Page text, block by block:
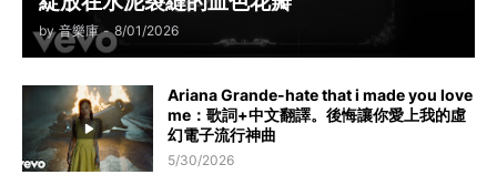
by 音樂庫 - 8/01/2026
Ariana Grande-hate that i made you love
me：歌詞+中文翻譯。後悔讓你愛上我的虛
幻電子流行神曲
5/30/2026